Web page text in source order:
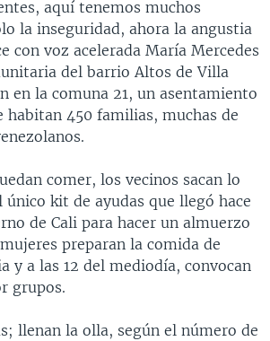
aquí tenemos muchos
la inseguridad, ahora la angustia
con voz acelerada María Mercedes
del barrio Altos de Villa
en la comuna 21, un asentamiento
habitan 450 familias, muchas de
comer, los vecinos sacan lo
único kit de ayudas que llegó hace
de Cali para hacer un almuerzo
preparan la comida de
y a las 12 del mediodía, convocan
grupos.
llenan la olla, según el número de